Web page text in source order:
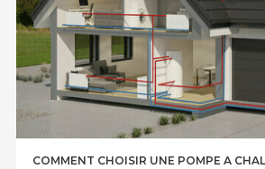
COMMENT CHOISIR UNE POMPE A